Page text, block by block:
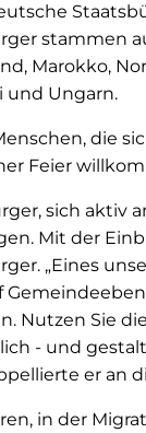
stammen
Marokko,
und Ungarn.
die
Feier
sich aktiv
Mit der
„Eines
Nutzen Sie
- und
er an
in der